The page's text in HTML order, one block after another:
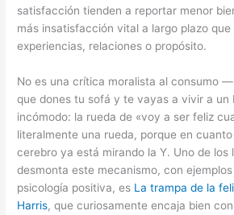
satisfacción tienden a reportar menor
más insatisfacción vital a largo plazo que
experiencias, relaciones o propósito.
No es una crítica moralista al consumo
que dones tu sofá y te vayas a vivir a
incómodo: la rueda de «voy a ser feliz
literalmente una rueda, porque en cuanto
cerebro ya está mirando la Y. Uno de los
desmonta este mecanismo, con
psicología positiva, es La trampa de la
Harris, que curiosamente encaja bien